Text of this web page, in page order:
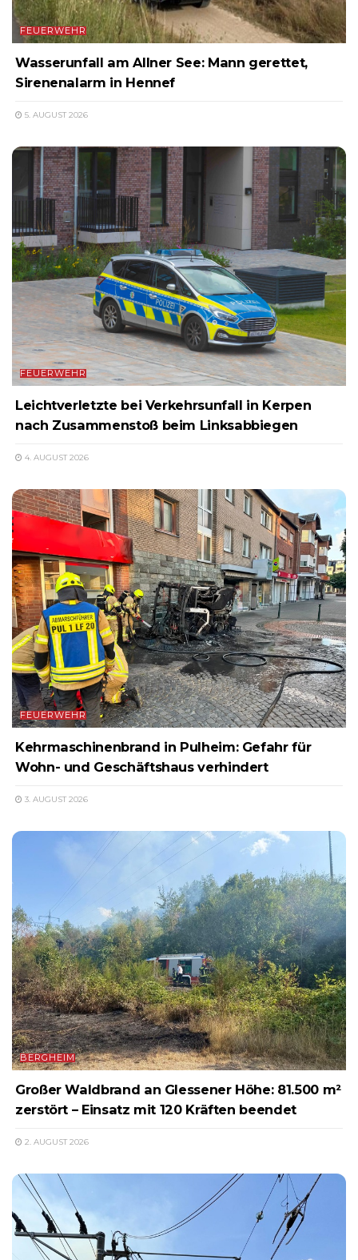
FEUERWEHR
Wasserunfall am Allner See: Mann gerettet,
Sirenenalarm in Hennef
5. AUGUST 2026
FEUERWEHR
Leichtverletzte bei Verkehrsunfall in Kerpen
nach Zusammenstoß beim Linksabbiegen
4. AUGUST 2026
FEUERWEHR
Kehrmaschinenbrand in Pulheim: Gefahr für
Wohn- und Geschäftshaus verhindert
3. AUGUST 2026
BERGHEIM
Großer Waldbrand an Glessener Höhe: 81.500 m²
zerstört – Einsatz mit 120 Kräften beendet
2. AUGUST 2026